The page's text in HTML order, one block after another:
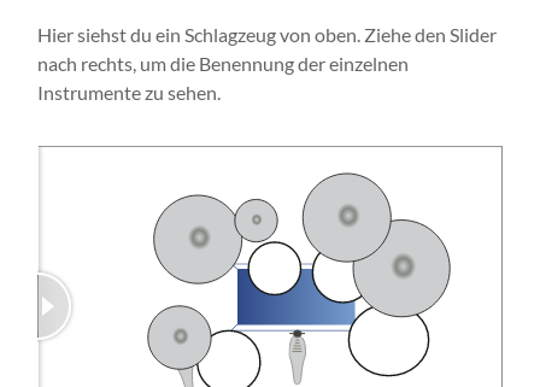
Hier siehst du ein Schlagzeug von oben. Ziehe den Slider
nach rechts, um die Benennung der einzelnen
Instrumente zu sehen.